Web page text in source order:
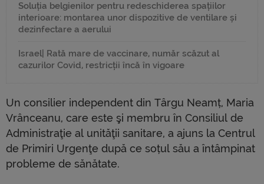
Soluția belgienilor pentru redeschiderea spațiilor
interioare: montarea unor dispozitive de ventilare și
dezinfectare a aerului
Israel| Rată mare de vaccinare, număr scăzut al
cazurilor Covid, restricții încă în vigoare
Un consilier independent din Târgu Neamț, Maria
Vrânceanu, care este şi membru în Consiliul de
Administraţie al unităţii sanitare, a ajuns la Centrul
de Primiri Urgenţe după ce soțul său a întâmpinat
probleme de sănătate.